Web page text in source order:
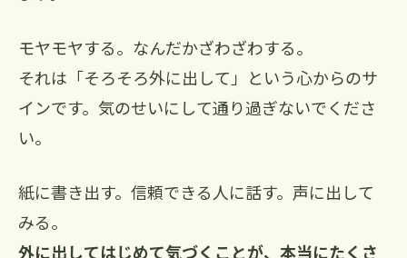
モヤモヤする。なんだかざわざわする。
それは「そろそろ外に出して」という心からのサ
インです。気のせいにして通り過ぎないでくださ
い。
紙に書き出す。信頼できる人に話す。声に出して
みる。
外に出してはじめて気づくことが、本当にたくさ